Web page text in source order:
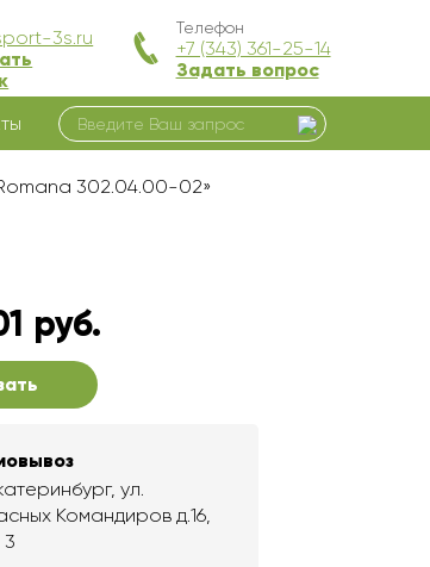
3s.ru
Телефон
+7 (343) 361-25-14
Задать вопрос
302.04.00-02»
руб.
ул.
Командиров д.16,
3